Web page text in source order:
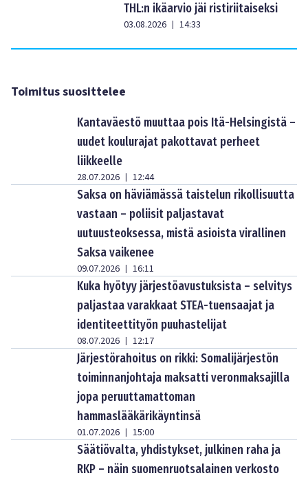
THL:n ikäarvio jäi ristiriitaiseksi
03.08.2026 | 14:33
Toimitus suosittelee
Kantaväestö muuttaa pois Itä-Helsingistä –
uudet koulurajat pakottavat perheet
liikkeelle
28.07.2026 | 12:44
Saksa on häviämässä taistelun rikollisuutta
vastaan – poliisit paljastavat
uutuusteoksessa, mistä asioista virallinen
Saksa vaikenee
09.07.2026 | 16:11
Kuka hyötyy järjestöavustuksista – selvitys
paljastaa varakkaat STEA-tuensaajat ja
identiteettityön puuhastelijat
08.07.2026 | 12:17
Järjestörahoitus on rikki: Somalijärjestön
toiminnanjohtaja maksatti veronmaksajilla
jopa peruuttamattoman
hammaslääkärikäyntinsä
01.07.2026 | 15:00
Säätiövalta, yhdistykset, julkinen raha ja
RKP – näin suomenruotsalainen verkosto